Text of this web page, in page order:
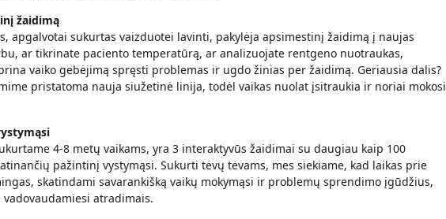
žaidimą
apgalvotai sukurtas vaizduotei lavinti, pakylėja apsimestinį žaidimą į naujas
ar tikrinate paciento temperatūrą, ar analizuojate rentgeno nuotraukas,
vaiko gebėjimą spręsti problemas ir ugdo žinias per žaidimą. Geriausia dalis?
pristatoma nauja siužetinė linija, todėl vaikas nuolat įsitraukia ir noriai mokosi
4-8 metų vaikams, yra 3 interaktyvūs žaidimai su daugiau kaip 100
pažintinį vystymąsi. Sukurti tėvų tėvams, mes siekiame, kad laikas prie
skatindami savarankišką vaikų mokymąsi ir problemų sprendimo įgūdžius,
atradimais.